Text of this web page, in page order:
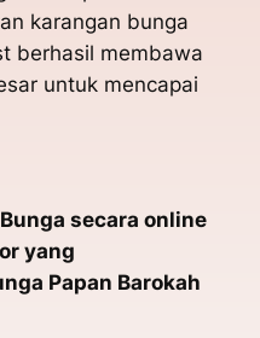
karangan bunga
berhasil membawa
untuk mencapai
secara online
yang
Papan Barokah